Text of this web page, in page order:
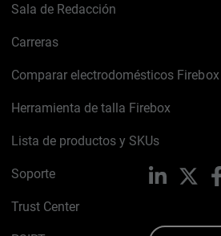
Sala de Redacción
Carreras
Comparar electrodomésticos Firebox
Herramienta de talla Firebox
Lista de productos y SKUs
Soporte
Trust Center
LinkedIn